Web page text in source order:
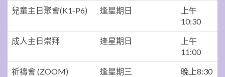
兒童主日聚會(K1-P6) 逢星期日
上午
10:30
成人主日崇拜 逢星期日
上午
11:00
祈禱會 (ZOOM) 逢星期三 晚上8:30